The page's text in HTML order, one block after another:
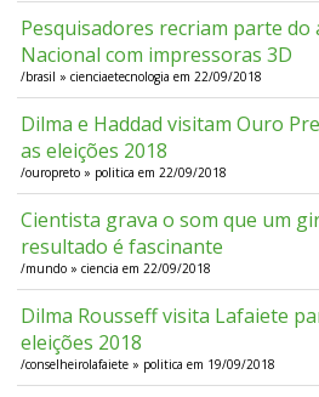
Pesquisadores recriam parte do
Nacional com impressoras 3D
/brasil » cienciaetecnologia em 22/09/2018
Dilma e Haddad visitam Ouro
as eleições 2018
/ouropreto » politica em 22/09/2018
Cientista grava o som que um
resultado é fascinante
/mundo » ciencia em 22/09/2018
Dilma Rousseff visita Lafaiete
eleições 2018
/conselheirolafaiete » politica em 19/09/2018